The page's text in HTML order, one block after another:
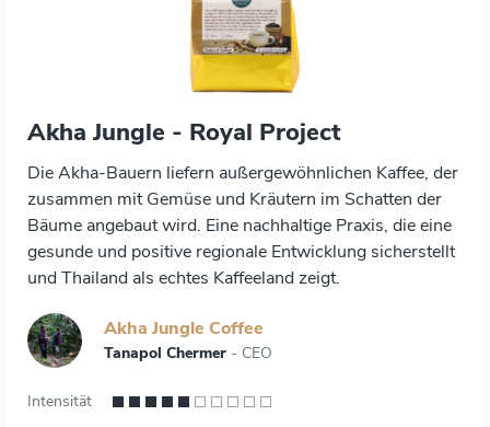
Akha Jungle - Royal Project
Die Akha-Bauern liefern außergewöhnlichen Kaffee, der
zusammen mit Gemüse und Kräutern im Schatten der
Bäume angebaut wird. Eine nachhaltige Praxis, die eine
gesunde und positive regionale Entwicklung sicherstellt
und Thailand als echtes Kaffeeland zeigt.
Akha Jungle Coffee
Tanapol Chermer - CEO
Intensität